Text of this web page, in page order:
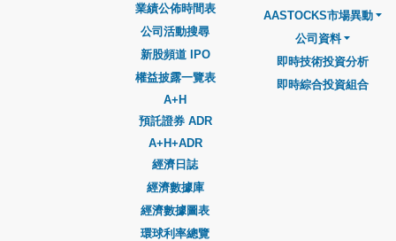
業績公佈時間表
公司活動搜尋
新股頻道 IPO
權益披露一覽表
A+H
預託證券 ADR
A+H+ADR
經濟日誌
經濟數據庫
經濟數據圖表
環球利率總覽
AASTOCKS市場異動
公司資料
即時技術投資分析
即時綜合投資組合